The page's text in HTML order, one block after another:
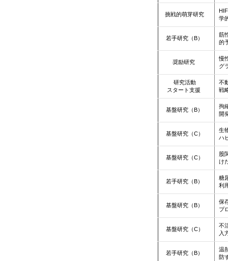
挑戦的萌芽研究
学
若手研究（B）
筋
的
奨励研究
慢
グ
研究活動
スタート支援
不
戦
基盤研究（B）
拘
開
基盤研究（C）
生
ハ
基盤研究（C）
股
け
若手研究（B）
糖
利
基盤研究（B）
保
プ
基盤研究（C）
不
入
若手研究（B）
温
防